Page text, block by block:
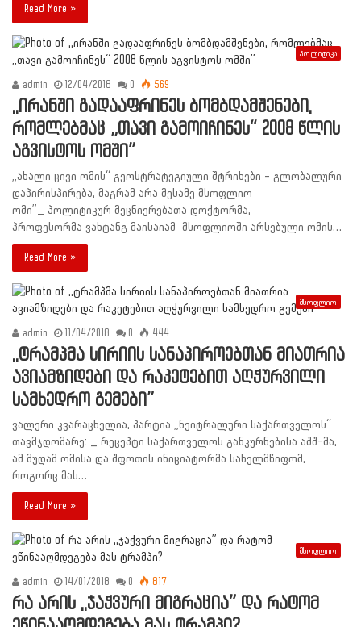
Read More »
პოლიტიკა
admin 12/04/2018 0 569
,,ირანში გადააფრინეს ბომბდამშენები,
რომლებმაც „თავი გამოიჩინეს“ 2008 წლის
აგვისტოს ომში”
„ახალი ცივი ომის“ გეოსტრატეგიული შტრიხები – გლობალური
დაპირისპირება, მაგრამ არა მესამე მსოფლიო
ომი”_ პოლიტიკურ მეცნიერებათა დოქტორმა,
პროფესორმა ვახტანგ მაისაიამ მსოფლიოში არსებული ომის…
Read More »
მსოფლიო
admin 11/04/2018 0 444
,,ტრამპმა სირიის სანაპიროებთან მიათრია
ავიამზიდები და რაკეტებით აღჭურვილი
სამხედრო გემები”
ვალერი კვარაცხელია, პარტია „ნეიტრალური საქართველოს“
თავმჯდომარე: _ რეცეპტი საქართველოს განკურნებისა აშშ-მა,
ამ მუდამ ომისა და შფოთის ინიციატორმა სახელმწიფომ,
როგორც მას…
Read More »
მსოფლიო
admin 14/01/2018 0 817
რა არის ,,ჯაჭვური მიგრაცია” და რატომ